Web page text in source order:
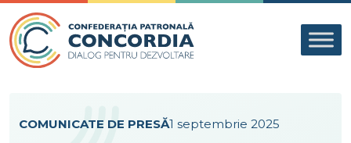
Skip to content
COMUNICATE DE PRESĂ1 septembrie 2025